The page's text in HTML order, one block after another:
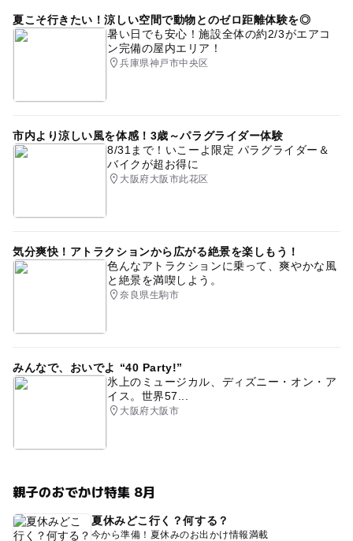
夏こそ行きたい！涼しい空間で動物とのゼロ距離体験を◎
暑い日でも安心！施設全体の約2/3がエアコ
ン完備の屋内エリア！
兵庫県神戸市中央区
市内より涼しい風を体感！3歳～パラグライダー体験
8/31まで！いこーよ限定 パラグライダー＆
バイクが超お得に
大阪府大阪市此花区
気分爽快！アトラクションから広がる絶景を楽しもう！
色んなアトラクションに乗って、爽やかな風
と絶景を満喫しよう。
奈良県生駒市
みんなで、おいでよ “40 Party!”
氷上のミュージカル、ディズニー・オン・ア
イス。世界57...
大阪府大阪市
親子のおでかけ特集 8月
夏休みどこ行く？何する？
今から準備！夏休みのお出かけ情報満載